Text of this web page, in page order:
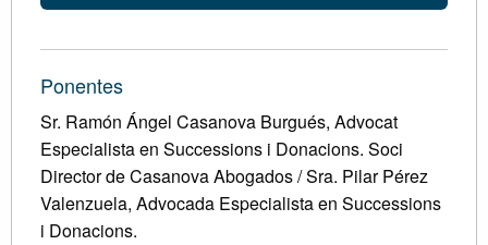
Ponentes
Sr. Ramón Ángel Casanova Burgués, Advocat
Especialista en Successions i Donacions. Soci
Director de Casanova Abogados / Sra. Pilar Pérez
Valenzuela, Advocada Especialista en Successions
i Donacions.